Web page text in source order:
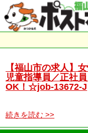
【福山市の求人】
児童指導員／正社
OK！☆job-13672-J
続きを読む >>